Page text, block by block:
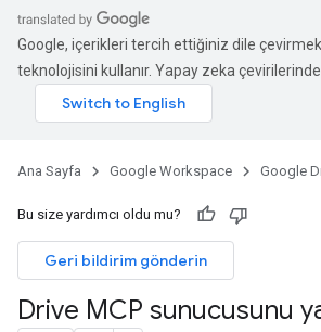
Google, içerikleri tercih ettiğiniz dile
teknolojisini kullanır. Yapay zeka
Ana Sayfa Google Workspace Google
Bu size yardımcı oldu mu?
Geri bildirim gönderin
Drive MCP sunucusunu